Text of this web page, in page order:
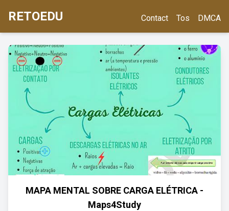
RETOEDU Contact Tos DMCA
MAPA MENTAL SOBRE CARGA ELÉTRICA -
Maps4Study